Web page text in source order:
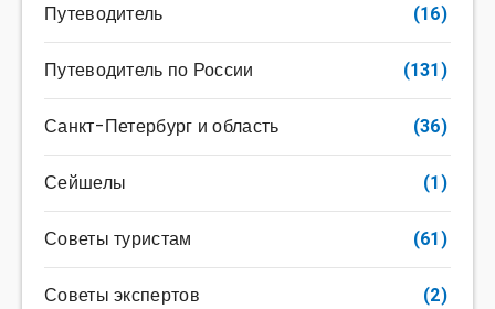
Путеводитель (16)
Путеводитель по России (131)
Санкт-Петербург и область (36)
Сейшелы (1)
Советы туристам (61)
Советы экспертов (2)